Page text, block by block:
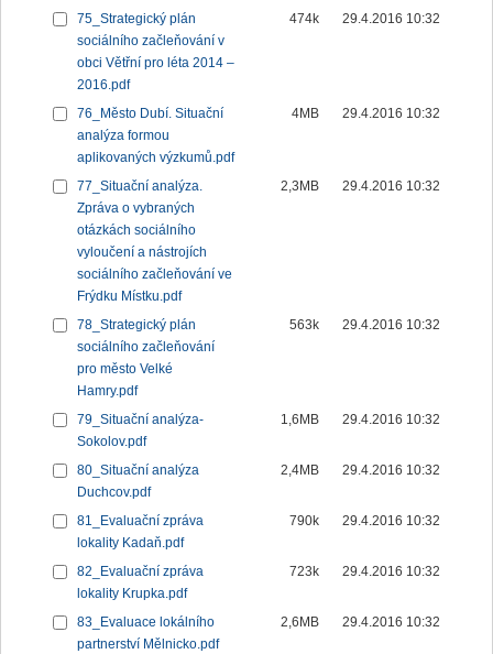
75_Strategický plán
sociálního začleňování v
obci Větřní pro léta 2014 –
2016.pdf
474k 29.4.2016 10:32
76_Město Dubí. Situační
analýza formou
aplikovaných výzkumů.pdf
4MB 29.4.2016 10:32
77_Situační analýza.
Zpráva o vybraných
otázkách sociálního
vyloučení a nástrojích
sociálního začleňování ve
Frýdku Místku.pdf
2,3MB 29.4.2016 10:32
78_Strategický plán
sociálního začleňování
pro město Velké
Hamry.pdf
563k 29.4.2016 10:32
79_Situační analýza-
Sokolov.pdf
1,6MB 29.4.2016 10:32
80_Situační analýza
Duchcov.pdf
2,4MB 29.4.2016 10:32
81_Evaluační zpráva
lokality Kadaň.pdf
790k 29.4.2016 10:32
82_Evaluační zpráva
lokality Krupka.pdf
723k 29.4.2016 10:32
83_Evaluace lokálního
partnerství Mělnicko.pdf
2,6MB 29.4.2016 10:32